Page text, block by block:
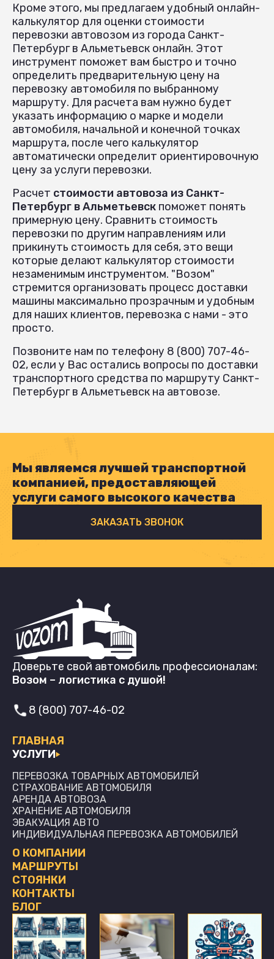
Кроме этого, мы предлагаем удобный онлайн-
калькулятор для оценки стоимости
перевозки автовозом из города Санкт-
Петербург в Альметьевск онлайн. Этот
инструмент поможет вам быстро и точно
определить предварительную цену на
перевозку автомобиля по выбранному
маршруту. Для расчета вам нужно будет
указать информацию о марке и модели
автомобиля, начальной и конечной точках
маршрута, после чего калькулятор
автоматически определит ориентировочную
цену за услуги перевозки.
Расчет стоимости автовоза из Санкт-
Петербург в Альметьевск поможет понять
примерную цену. Сравнить стоимость
перевозки по другим направлениям или
прикинуть стоимость для себя, это вещи
которые делают калькулятор стоимости
незаменимым инструментом. "Возом"
стремится организовать процесс доставки
машины максимально прозрачным и удобным
для наших клиентов, перевозка с нами - это
просто.
Позвоните нам по телефону 8 (800) 707-46-
02, если у Вас остались вопросы по доставки
транспортного средства по маршруту Санкт-
Петербург в Альметьевск на автовозе.
Мы являемся лучшей транспортной
компанией, предоставляющей
услуги самого высокого качества
ЗАКАЗАТЬ ЗВОНОК
Доверьте свой автомобиль профессионалам:
Возом – логистика с душой!
ГЛАВНАЯ
УСЛУГИ
ПЕРЕВОЗКА ТОВАРНЫХ АВТОМОБИЛЕЙ
СТРАХОВАНИЕ АВТОМОБИЛЯ
АРЕНДА АВТОВОЗА
ХРАНЕНИЕ АВТОМОБИЛЯ
ЭВАКУАЦИЯ АВТО
ИНДИВИДУАЛЬНАЯ ПЕРЕВОЗКА АВТОМОБИЛЕЙ
О КОМПАНИИ
МАРШРУТЫ
СТОЯНКИ
КОНТАКТЫ
БЛОГ
8 (800) 707-46-02